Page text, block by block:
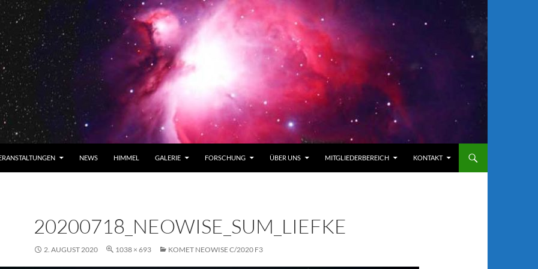
NEWS HIMMEL GALERIE FORSCHUNG ÜBER UNS MITGLIEDERBEREICH KONTAKT
20200718_NEOWISE_SUM_LIEFKE
2. AUGUST 2020 1038 × 693 KOMET NEOWISE C/2020 F3